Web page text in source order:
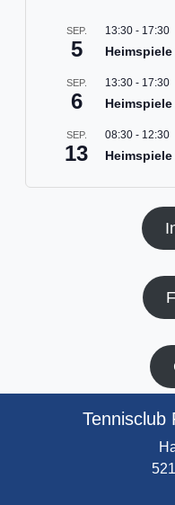
SEP.
5
13:30 - 17:30
Heimspiele
SEP.
6
13:30 - 17:30
Heimspiele
SEP.
13
08:30 - 12:30
Heimspiele
Tennisclub